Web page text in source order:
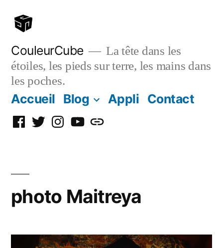
contenu
CouleurCube
La tête dans les
étoiles, les pieds sur terre, les mains dans
les poches.
Accueil Blog Appli Contact
Facebook
TwitterInstagram
YouTubeSimplybook
photo Maitreya